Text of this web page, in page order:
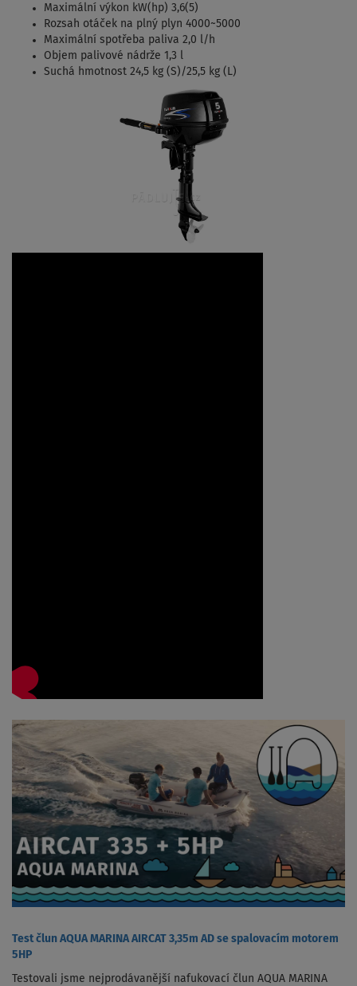
Maximální výkon kW(hp) 3,6(5)
Rozsah otáček na plný plyn 4000~5000
Maximální spotřeba paliva 2,0 l/h
Objem palivové nádrže 1,3 l
Suchá hmotnost 24,5 kg (S)/25,5 kg (L)
Test člun AQUA MARINA AIRCAT 3,35m AD se spalovacím motorem
5HP
Testovali jsme nejprodávanější nafukovací člun AQUA MARINA